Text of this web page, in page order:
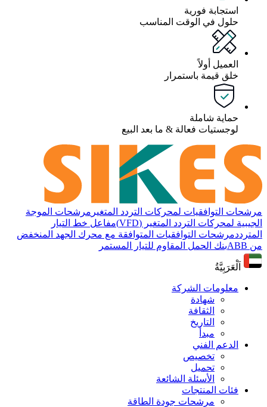
استجابة فورية
حلول في الوقت المناسب
العميل أولاً
خلق قيمة باستمرار
حماية شاملة
لوجستيات فعالة & ما بعد البيع
مرشحات التوافقيات لمحركات التردد المتغير مرشحات الموجة
الجيبية لمحركات التردد المتغير (VFD)
مفاعل خط التيار
المترددمرشحات التوافقيات المتوافقة مع محرك الجهد المنخفض
من ABB
بنك الحمل المقاوم للتيار المستمر
اَلْعَرَبِيَّةُ
معلومات الشركة
شهادة
الثقافة
التاريخ
مبدأ
الدعم الفني
تخصيص
تحميل
الأسئلة الشائعة
فئات المنتجات
مرشحات جودة الطاقة